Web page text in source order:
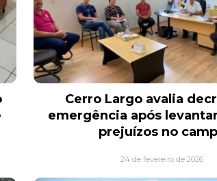
Cerro Largo avalia
emergência após
prejuízos no
24 de fevereiro de 2026